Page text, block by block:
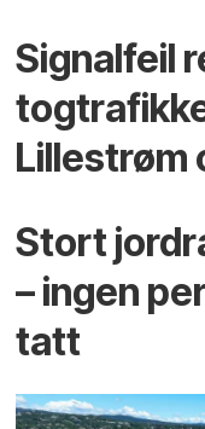
Signalfeil
Lillestrøm
Stort
– ingen
tatt